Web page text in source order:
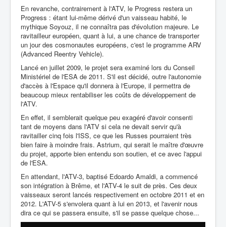
En revanche, contrairement à l'ATV, le Progress restera un
Progress : étant lui-même dérivé d'un vaisseau habité, le
mythique Soyouz, il ne connaîtra pas d'évolution majeure. Le
ravitailleur européen, quant à lui, a une chance de transporter
un jour des cosmonautes européens, c'est le programme ARV
(Advanced Reentry Vehicle).
Lancé en juillet 2009, le projet sera examiné lors du Conseil
Ministériel de l'ESA de 2011. S'il est décidé, outre l'autonomie
d'accès à l'Espace qu'il donnera à l'Europe, il permettra de
beaucoup mieux rentabiliser les coûts de développement de
l'ATV.
En effet, il semblerait quelque peu exagéré d'avoir consenti
tant de moyens dans l'ATV si cela ne devait servir qu'à
ravitailler cinq fois l'ISS, ce que les Russes pourraient très
bien faire à moindre frais. Astrium, qui serait le maître d'œuvre
du projet, apporte bien entendu son soutien, et ce avec l'appui
de l'ESA.
En attendant, l'ATV-3, baptisé Edoardo Amaldi, a commencé
son intégration à Brême, et l'ATV-4 le suit de près. Ces deux
vaisseaux seront lancés respectivement en octobre 2011 et en
2012. L'ATV-5 s'envolera quant à lui en 2013, et l'avenir nous
dira ce qui se passera ensuite, s'il se passe quelque chose...